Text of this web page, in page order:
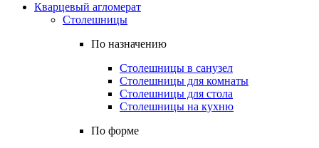
Кварцевый агломерат
Столешницы
По назначению
Столешницы в санузел
Столешницы для комнаты
Столешницы для стола
Столешницы на кухню
По форме